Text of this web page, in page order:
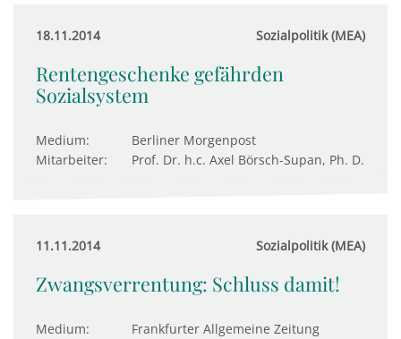
18.11.2014 Sozialpolitik (MEA)
Rentengeschenke gefährden
Sozialsystem
Medium:
Berliner Morgenpost
Mitarbeiter:
Prof. Dr. h.c. Axel Börsch-Supan, Ph. D.
11.11.2014 Sozialpolitik (MEA)
Zwangsverrentung: Schluss damit!
Medium:
Frankfurter Allgemeine Zeitung